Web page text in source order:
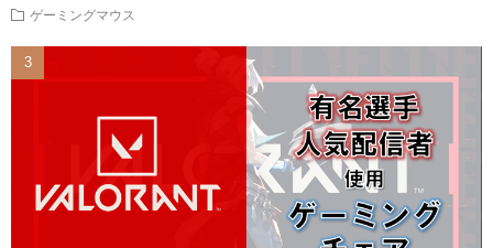
ゲーミングマウス